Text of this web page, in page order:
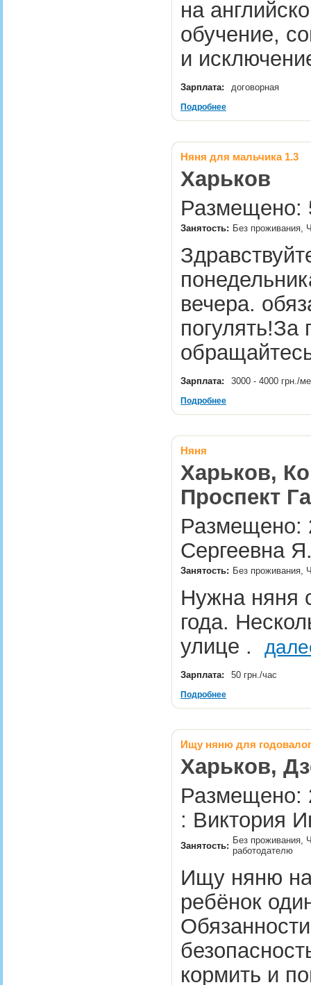
на
обучение,
и
Зарплата: договорная
Подробнее
Няня для мальчика 1.3
Харьков
Размещено:
Занятость: Без проживания,
вечера.
Зарплата: 3000 - 4000 грн./
Подробнее
Няня
Харьков,
Проспект
Размещено:
Сергеевна
Занятость: Без проживания,
Нужна няня
года.
улице .
Зарплата: 50 грн./час
Подробнее
Ищу няню для
Харьков,
Размещено:
: Виктория
Занятость:
Без проживания,
работодателю
Ищу няню
ребёнок
кормить и